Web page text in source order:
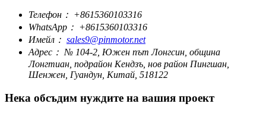
Телефон： +8615360103316
WhatsApp： +8615360103316
Имейл： sales9@pinmotor.net
Адрес： № 104-2, Южен път Лонгсин, община
Лонгтиан, подрайон Кендзъ, нов район Пингшан,
Шенжен, Гуандун, Китай, 518122
Нека обсъдим нуждите на вашия проект